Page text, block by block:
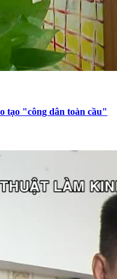
tạo "công dân toàn cầu"